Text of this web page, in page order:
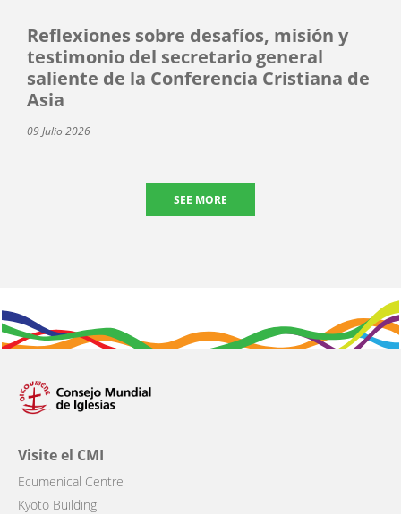
Reflexiones sobre desafíos, misión y
testimonio del secretario general
saliente de la Conferencia Cristiana de
Asia
09 Julio 2026
SEE MORE
Visite el CMI
Ecumenical Centre
Kyoto Building